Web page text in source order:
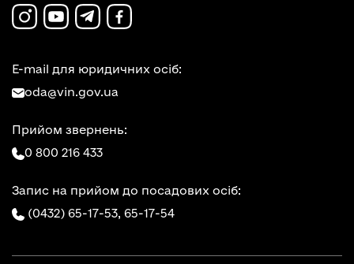
E-mail для юридичних осіб:
oda@vin.gov.ua
Прийом звернень:
0 800 216 433
Запис на прийом до посадових осіб:
(0432) 65-17-53, 65-17-54